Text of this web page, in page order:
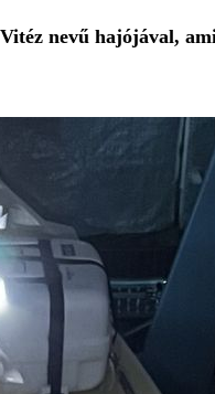
éz nevű hajójával,